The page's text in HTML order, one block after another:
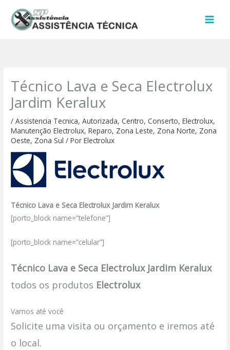
para
Técnico Lava e Seca Electrolux
Jardim Keralux
/Assistencia Tecnica,Autorizada,Centro,Conserto,Electrolux,
Manutenção Electrolux,Reparo, Zona Leste, Zona Norte, Zona
Oeste, Zona Sul / PorElectrolux
Técnico Lava e Seca Electrolux Jardim Keralux
[porto_block name=”telefone”]
[porto_block name=”celular”]
Técnico Lava e Seca Electrolux Jardim Keralux
todos os produtos Electrolux
Vamos até você
Solicite uma visita ou orçamento e iremos até
o local.